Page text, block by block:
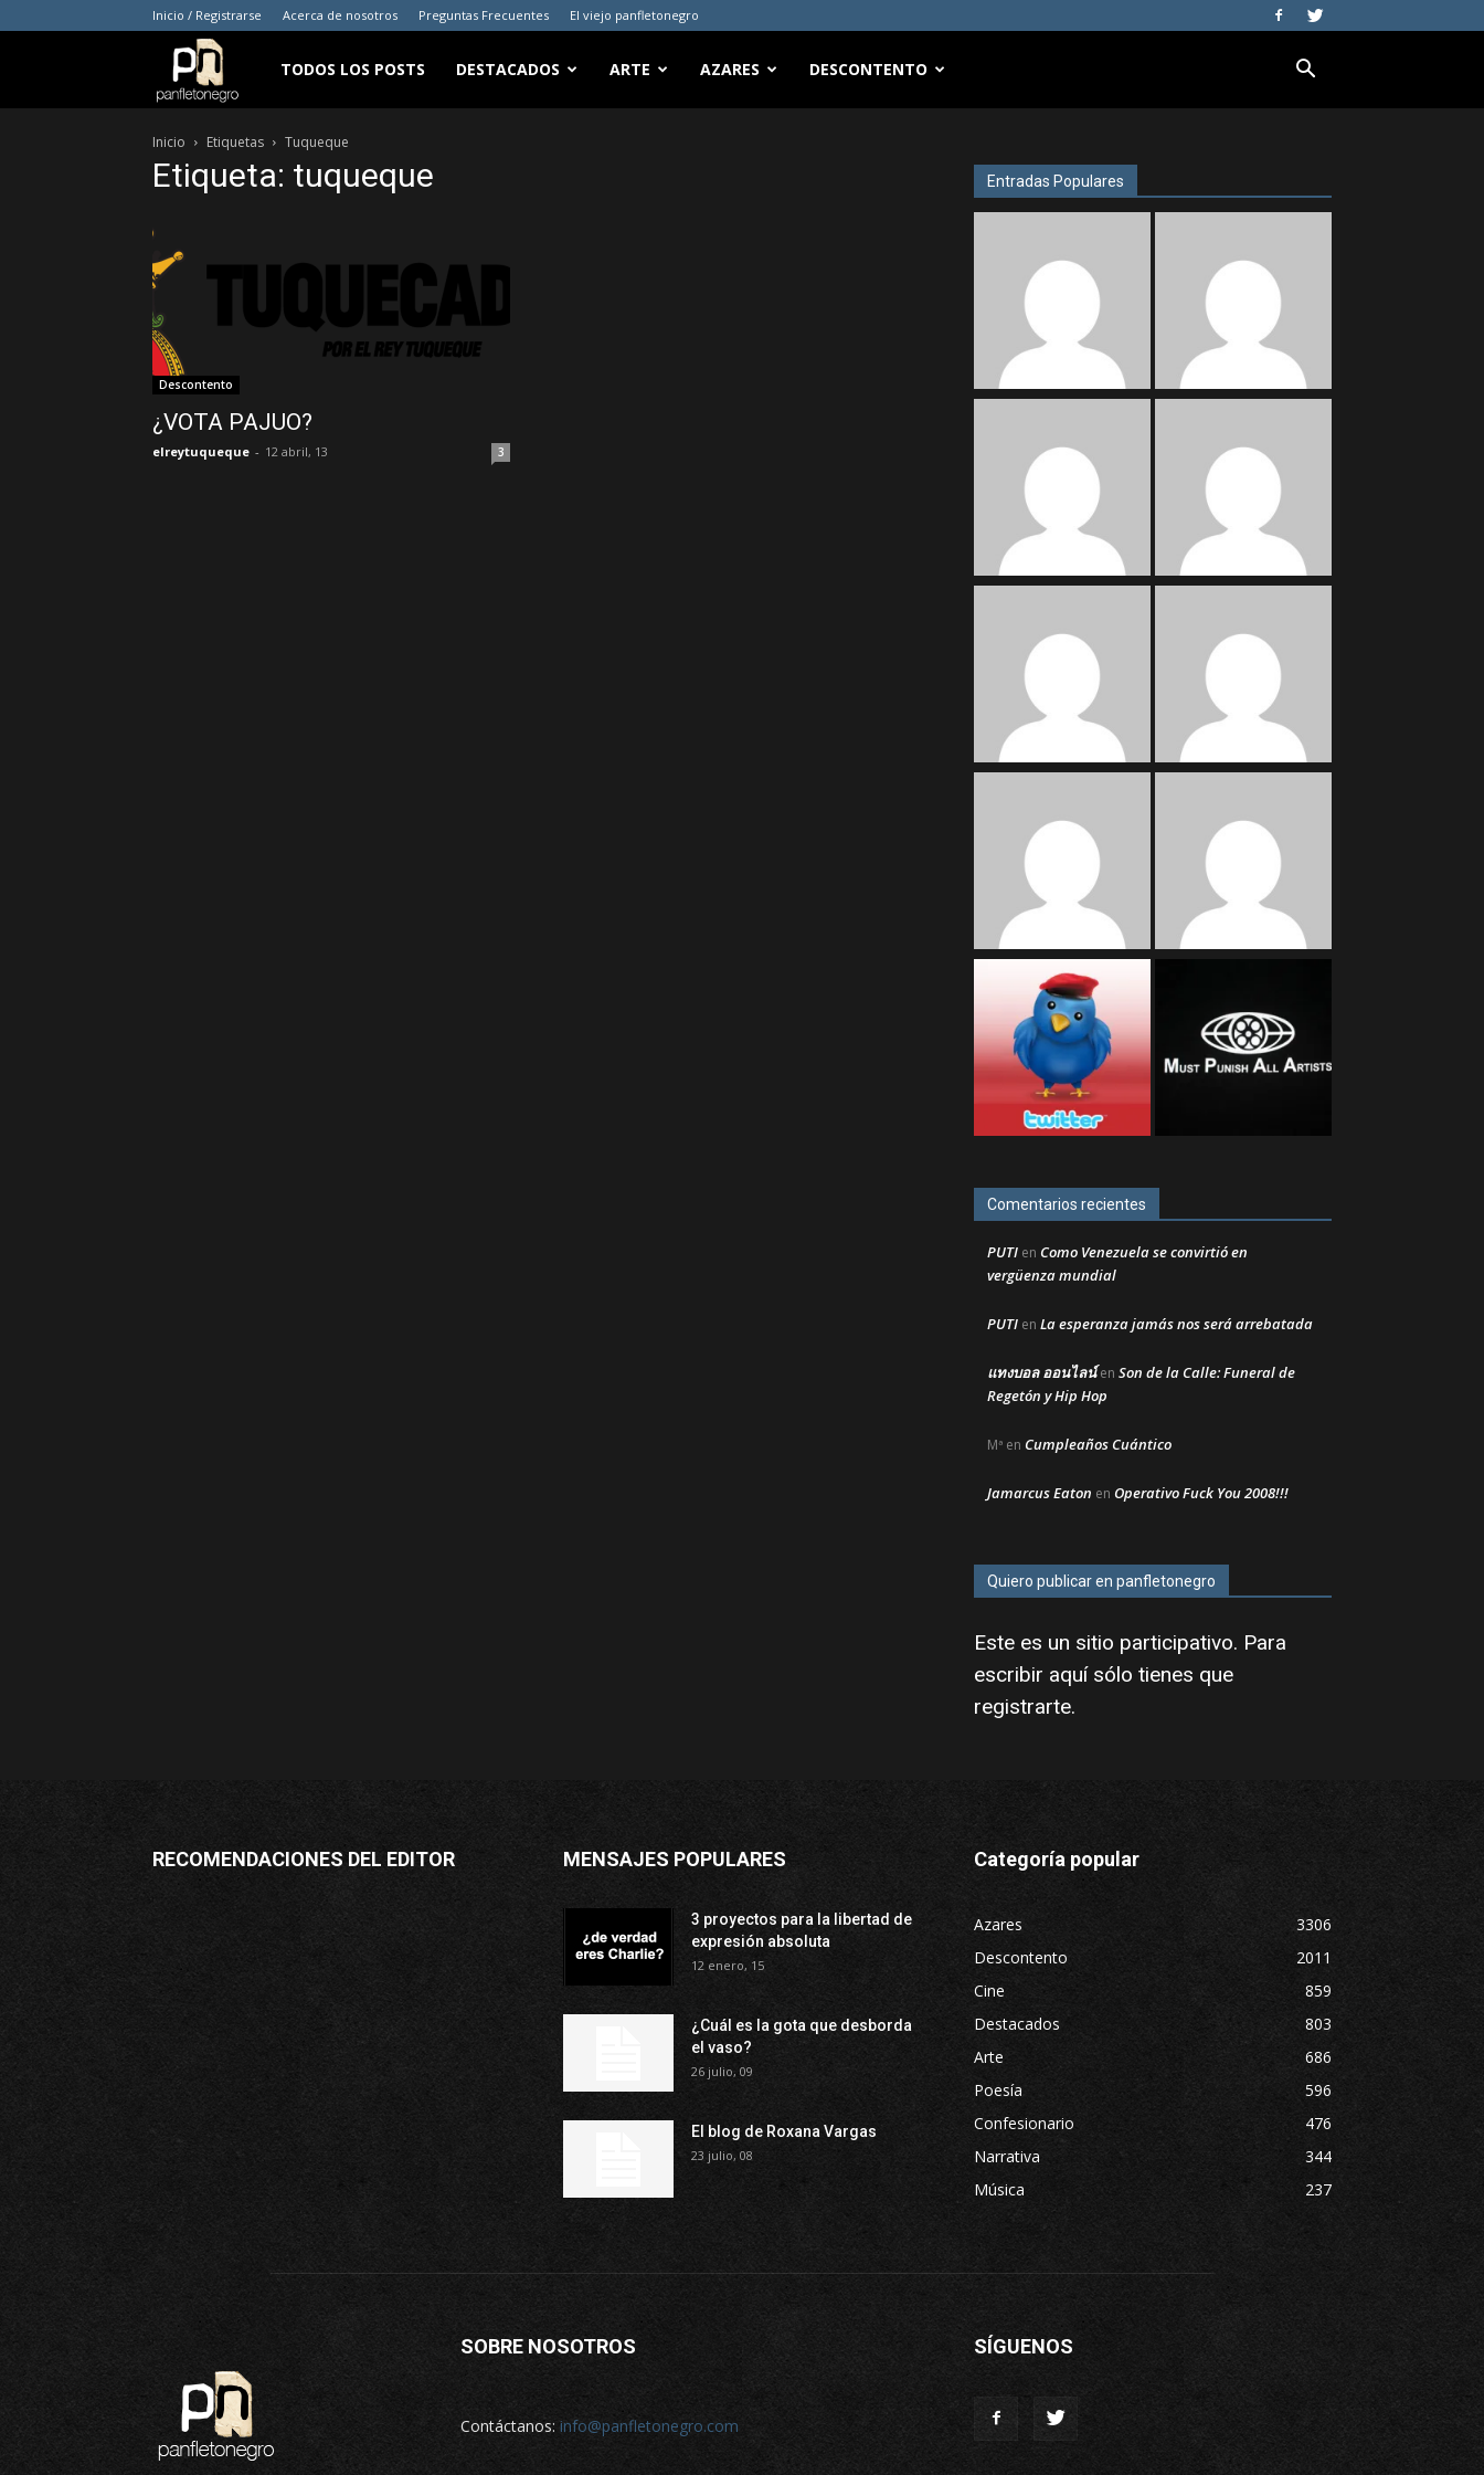
Inicio / Registrarse Acerca de nosotros Preguntas Frecuentes El viejo panfletonegro
panfletonegro
TODOS LOS POSTS DESTACADOS ARTE AZARES DESCONTENTO
Inicio Etiquetas Tuqueque
Etiqueta: tuqueque
Descontento
¿VOTA PAJUO?
elreytuqueque - 12 abril, 13 3
Entradas Populares
Comentarios recientes
PUTI en Como Venezuela se convirtió en
vergüenza mundial
PUTI en La esperanza jamás nos será arrebatada
แทงบอล ออนไลน์en Son de la Calle: Funeral de
Regetón y Hip Hop
Mª en Cumpleaños Cuántico
Jamarcus Eaton en Operativo Fuck You 2008!!!
Quiero publicar en panfletonegro
Este es un sitio participativo. Para
escribir aquí sólo tienes que
registrarte.
RECOMENDACIONES DEL EDITOR MENSAJES POPULARES
3 proyectos para la libertad de
expresión absoluta
12 enero, 15
¿Cuál es la gota que desborda
el vaso?
26 julio, 09
El blog de Roxana Vargas
23 julio, 08
Categoría popular
Azares
3306
Descontento
2011
Cine
859
Destacados
803
Arte
686
Poesía
596
Confesionario
476
Narrativa
344
Música
237
SOBRE NOSOTROS
Contáctanos: info@panfletonegro.com
SÍGUENOS